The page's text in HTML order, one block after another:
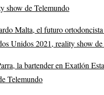
show de Telemundo
Malta, el futuro
Unidos 2021, reality show
la bartender en Exatlón
Telemundo